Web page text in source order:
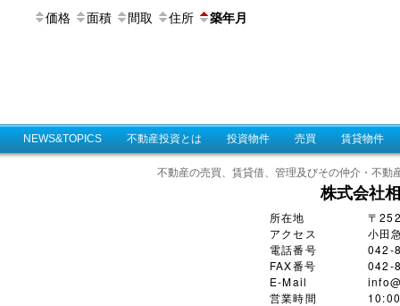
価格 面積 間取 住所 築年月
NEWS&TOPICS 不動産投資とは 投資物件 売買 賃貸物件
不動産の売買、賃貸借、管理及びその仲介・不
株式会社
所在地
〒
アクセス
小田
電話番号
042-
FAX番号
042-
E-Mail
営業時間